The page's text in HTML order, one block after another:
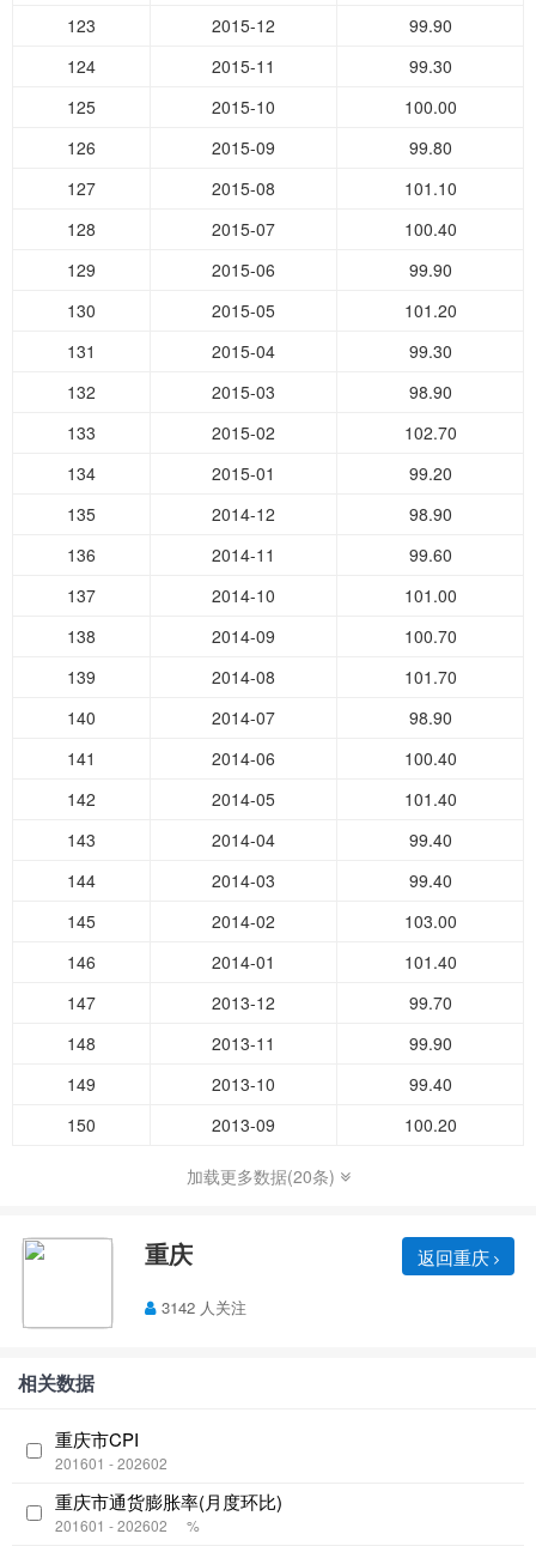
123 2015-12
99.90
124
2015-11
99.30
125
2015-10
100.00
126
2015-09
99.80
127
2015-08
101.10
128
2015-07
100.40
129
2015-06
99.90
130
2015-05
101.20
131
2015-04
99.30
132
2015-03
98.90
133
2015-02
102.70
134
2015-01
99.20
135
2014-12
98.90
136
2014-11
99.60
137
2014-10
101.00
138
2014-09
100.70
139
2014-08
101.70
140
2014-07
98.90
141
2014-06
100.40
142
2014-05
101.40
143
2014-04
99.40
144
2014-03
99.40
145
2014-02
103.00
146
2014-01
101.40
147
2013-12
99.70
148
2013-11
99.90
149
2013-10
99.40
150
2013-09 100.20
加载更多数据(20条)
重庆 返回重庆
3142 人关注
相关数据
重庆市CPI
201601 - 202602
重庆市通货膨胀率(月度环比)
201601 - 202602 %